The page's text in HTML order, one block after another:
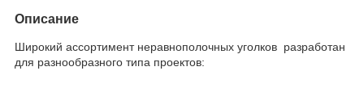
Описание
Широкий ассортимент неравнополочных уголков разработан
для разнообразного типа проектов: